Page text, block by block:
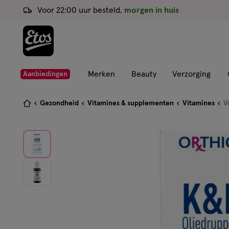
ga
de
hoofd
ga
de
naar
Voor 22:00 uur besteld, morgen in huis
Aanbiedingen Merken Beauty Verzorging
Je
hier:
Gezondheid Vitamines & supplementen Vitamines